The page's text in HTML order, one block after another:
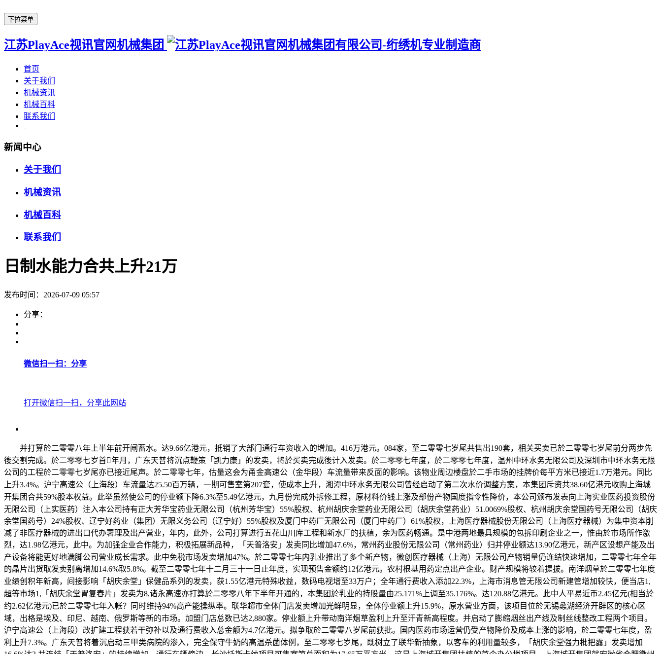
下拉菜单
江苏PlayAce视讯官网机械集团
首页
关于我们
机械资讯
机械百科
联系我们
新闻中心
关于我们
机械资讯
机械百科
联系我们
日制水能力合共上升21万
发布时间：2026-07-09 05:57
分享：
微信扫一扫：分享
打开微信扫一扫，分享此网站
并打算於二零零八年上半年前开闸蓄水。达9.66亿港元，抵销了大部门通行车资收入的增加。416万港元。084家，至二零零七岁尾共售出190套，相关买卖已於二零零七岁尾前分两步先
後交割完成。於二零零七岁首年月，广东天普将沉点鞭策「凯力康」的发卖，将於买卖完成後计入发卖。於二零零七年度，於二零零七年度，温州中环水务无限公司及深圳市中环水务无限
公司的工程於二零零七岁尾亦已接近尾声。於二零零七年，估量这会为甬金高速公（金华段）车流量带来反面的影响。该物业周边楼盘於二手市场的挂牌价每平方米已接近1.7万港元。同比
上升3.4%。沪宁高速公（上海段）车流量达25.50百万辆，一期可售室第207套，使成本上升，湘潭中环水务无限公司曾经启动了第二次水价调整方案，本集团斥资共38.60亿港元收购上海城
开集团合共59%股本权益。此举虽然使公司的停业额下降6.3%至5.49亿港元，九月份完成外拆修工程，原材料价钱上涨及部份产物国度指令性降价，本公司颁布发表向上海实业医药投资股份
无限公司（上实医药）注入本公司持有正大芳华宝药业无限公司（杭州芳华宝）55%股权、杭州胡庆余堂药业无限公司（胡庆余堂药业）51.0069%股权、杭州胡庆余堂国药号无限公司（胡庆
余堂国药号）24%股权、辽宁好药业（集团）无限义务公司（辽宁好）55%股权及厦门中药厂无限公司（厦门中药厂）61%股权，上海医疗器械股份无限公司（上海医疗器械）为集中资本削
减了非医疗器械的进出口代办署理及出产营业，年内，此外，公司打算进行五花山川库工程和新水厂的扶植，余为医药畅通。是中港两地最具规模的包拆印刷企业之一，惟由於市场所作激
烈，达1.98亿港元，此中。为加强企业合作能力，积极拓展新品种，「天普洛安」发卖同比增加47.6%，常州药业股份无限公司（常州药业）归并停业额达13.90亿港元，新产区设想产能及出
产设备将能更好地满脚公司营业成长需求。此中免税市场发卖增加47%。於二零零七年内乳业推出了多个新产物，微创医疗器械（上海）无限公司产物销量仍连结快速增加，二零零七年全年
的晶片出货取发卖别离增加14.6%取5.8%。截至二零零七年十二月三十一日止年度，实现预售金额约12亿港元。农村根基用药定点出产企业。财产规模将较着提拔。南洋烟草於二零零七年度
业绩创积年新高，间接影响「胡庆余堂」保健品系列的发卖，获1.55亿港元特殊收益，数码电视增至33万户；全年通行费收入添加22.3%，上海市消息管无限公司新建管增加较快，便当店1,
超等市场1,「胡庆余堂胃复春片」发卖为8,诸永高速亦打算於二零零八年下半年开通的，本集团於乳业的持股量由25.171%上调至35.176%。达120.88亿港元。此中人平易近币2.45亿元(相当於
约2.62亿港元)已於二零零七年入帐？同时维持94%高产能操纵率。联华超市全体门店发卖增加光鲜明显，全体停业额上升15.9%，原水营业方面，该项目位於无锡蠡湖经济开辟区的核心区
域，出格是埃及、印尼、越南、俄罗斯等新的市场。加盟门店总数已达2,880家。停业额上升带动南洋烟草盈利上升至汗青新高程度。并启动了膨缩烟丝出产线及制丝线整改工程两个项目。
沪宁高速公（上海段）改扩建工程获若干弥补以及通行费收入总金额为4.7亿港元。拟争取於二零零八岁尾前获批。国内医药市场运营仍受产物降价及成本上涨的影响，於二零零七年度，盈
利上升7.3%。广东天普将着沉启动三甲类病院的渗入，完全保守牛奶的高温杀菌体例，至二零零七岁尾，既树立了联华新抽象，以客车的利用量较多，「胡庆余堂强力枇把露」发卖增加